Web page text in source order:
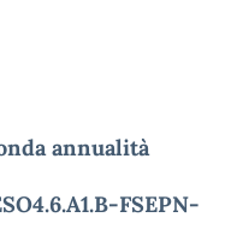
annualità
FSEPN-